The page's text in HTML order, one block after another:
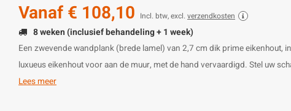
Vanaf€ 108,10 Incl. btw, excl. verzendkosten
8 weken (inclusief behandeling + 1 week)
Een zwevende wandplank (brede lamel) van 2,7 cm dik prime eikenhout,
luxueus eikenhout voor aan de muur, met de hand vervaardigd. Stel uw
Lees meer